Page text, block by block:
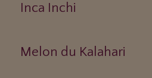
Inca Inchi
Melon du Kalahari